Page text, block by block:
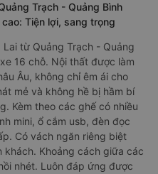
Trạch - Quảng Bình
Tiện lợi, sang trọng
từ Quảng Trạch - Quảng
16 chỗ. Nội thất được làm
Âu, không chỉ êm ái cho
mẻ và không hề bị hầm bí
Kèm theo các ghế có nhiều
mini, ổ cắm usb, đèn đọc
Có vách ngăn riêng biệt
khách. Khoảng cách giữa các
nhét. Luôn đáp ứng được